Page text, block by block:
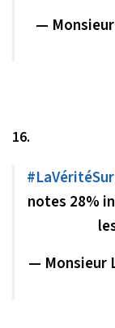
—
16.
notes 28%
— Monsieur